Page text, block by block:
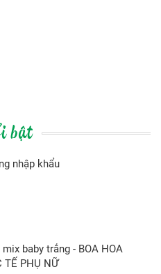
bật
nhập khẩu
baby trắng - BOA HOA
TẾ PHỤ NỮ